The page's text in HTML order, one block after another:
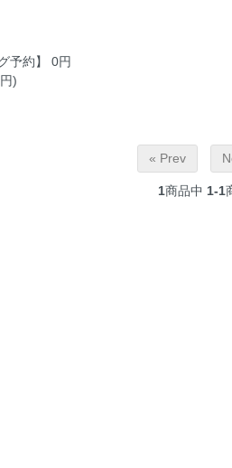
予約】
0円
)
« Prev
1商品中 1-1